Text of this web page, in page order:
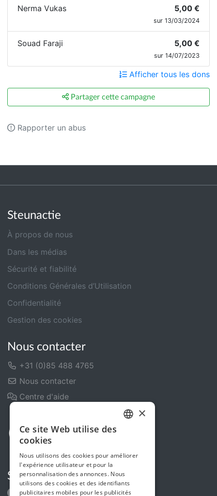
Nerma Vukas 5,00 €
sur 13/03/2024
Souad Faraji 5,00 €
sur 14/07/2023
Afficher tous les dons
Partager cette campagne
Rapporter un abus
Steunactie
À propos de nous
Dans les médias
Sécurité et fiabilité
Conditions Générales d’Utilisation
Confidentialité
Gestion des cookies
Nous contacter
+31 (0)85 488 4765
Nous contacter
Centre d'aide
Suivez-nous
×
Ce site Web utilise des
cookies
Nous utilisons des cookies pour améliorer
l'expérience utilisateur et pour la
personnalisation des annonces. Nous
utilisons des cookies et des identifiants
publicitaires mobiles pour les publicités